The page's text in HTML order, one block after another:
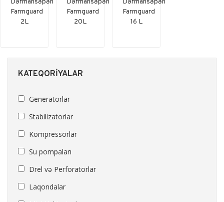
Dərmansəpən
Farmguard
2L
Dərmansəpən
Farmguard
20L
Dərmansəpən
Farmguard
16 L
KATEQORIYALAR
Generatorlar
Stabilizatorlar
Kompressorlar
Su pompaları
Drel və Perforatorlar
Laqondalar